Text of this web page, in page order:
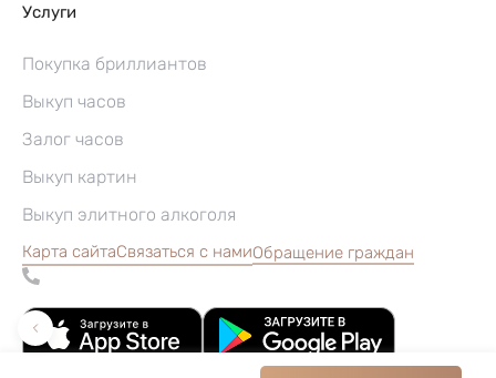
Услуги
Покупка бриллиантов
Выкуп часов
Залог часов
Выкуп картин
Выкуп элитного алкоголя
Карта сайтаСвязаться с намиОбращение граждан